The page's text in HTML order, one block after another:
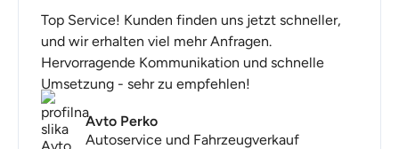
Wettbewerbsfähigkeit im modernen
Geschäftsumfeld sichern will.
Top Service! Kunden finden uns jetzt schneller,
und wir erhalten viel mehr Anfragen.
Hervorragende Kommunikation und schnelle
Umsetzung - sehr zu empfehlen!
Avto Perko
Autoservice und Fahrzeugverkauf